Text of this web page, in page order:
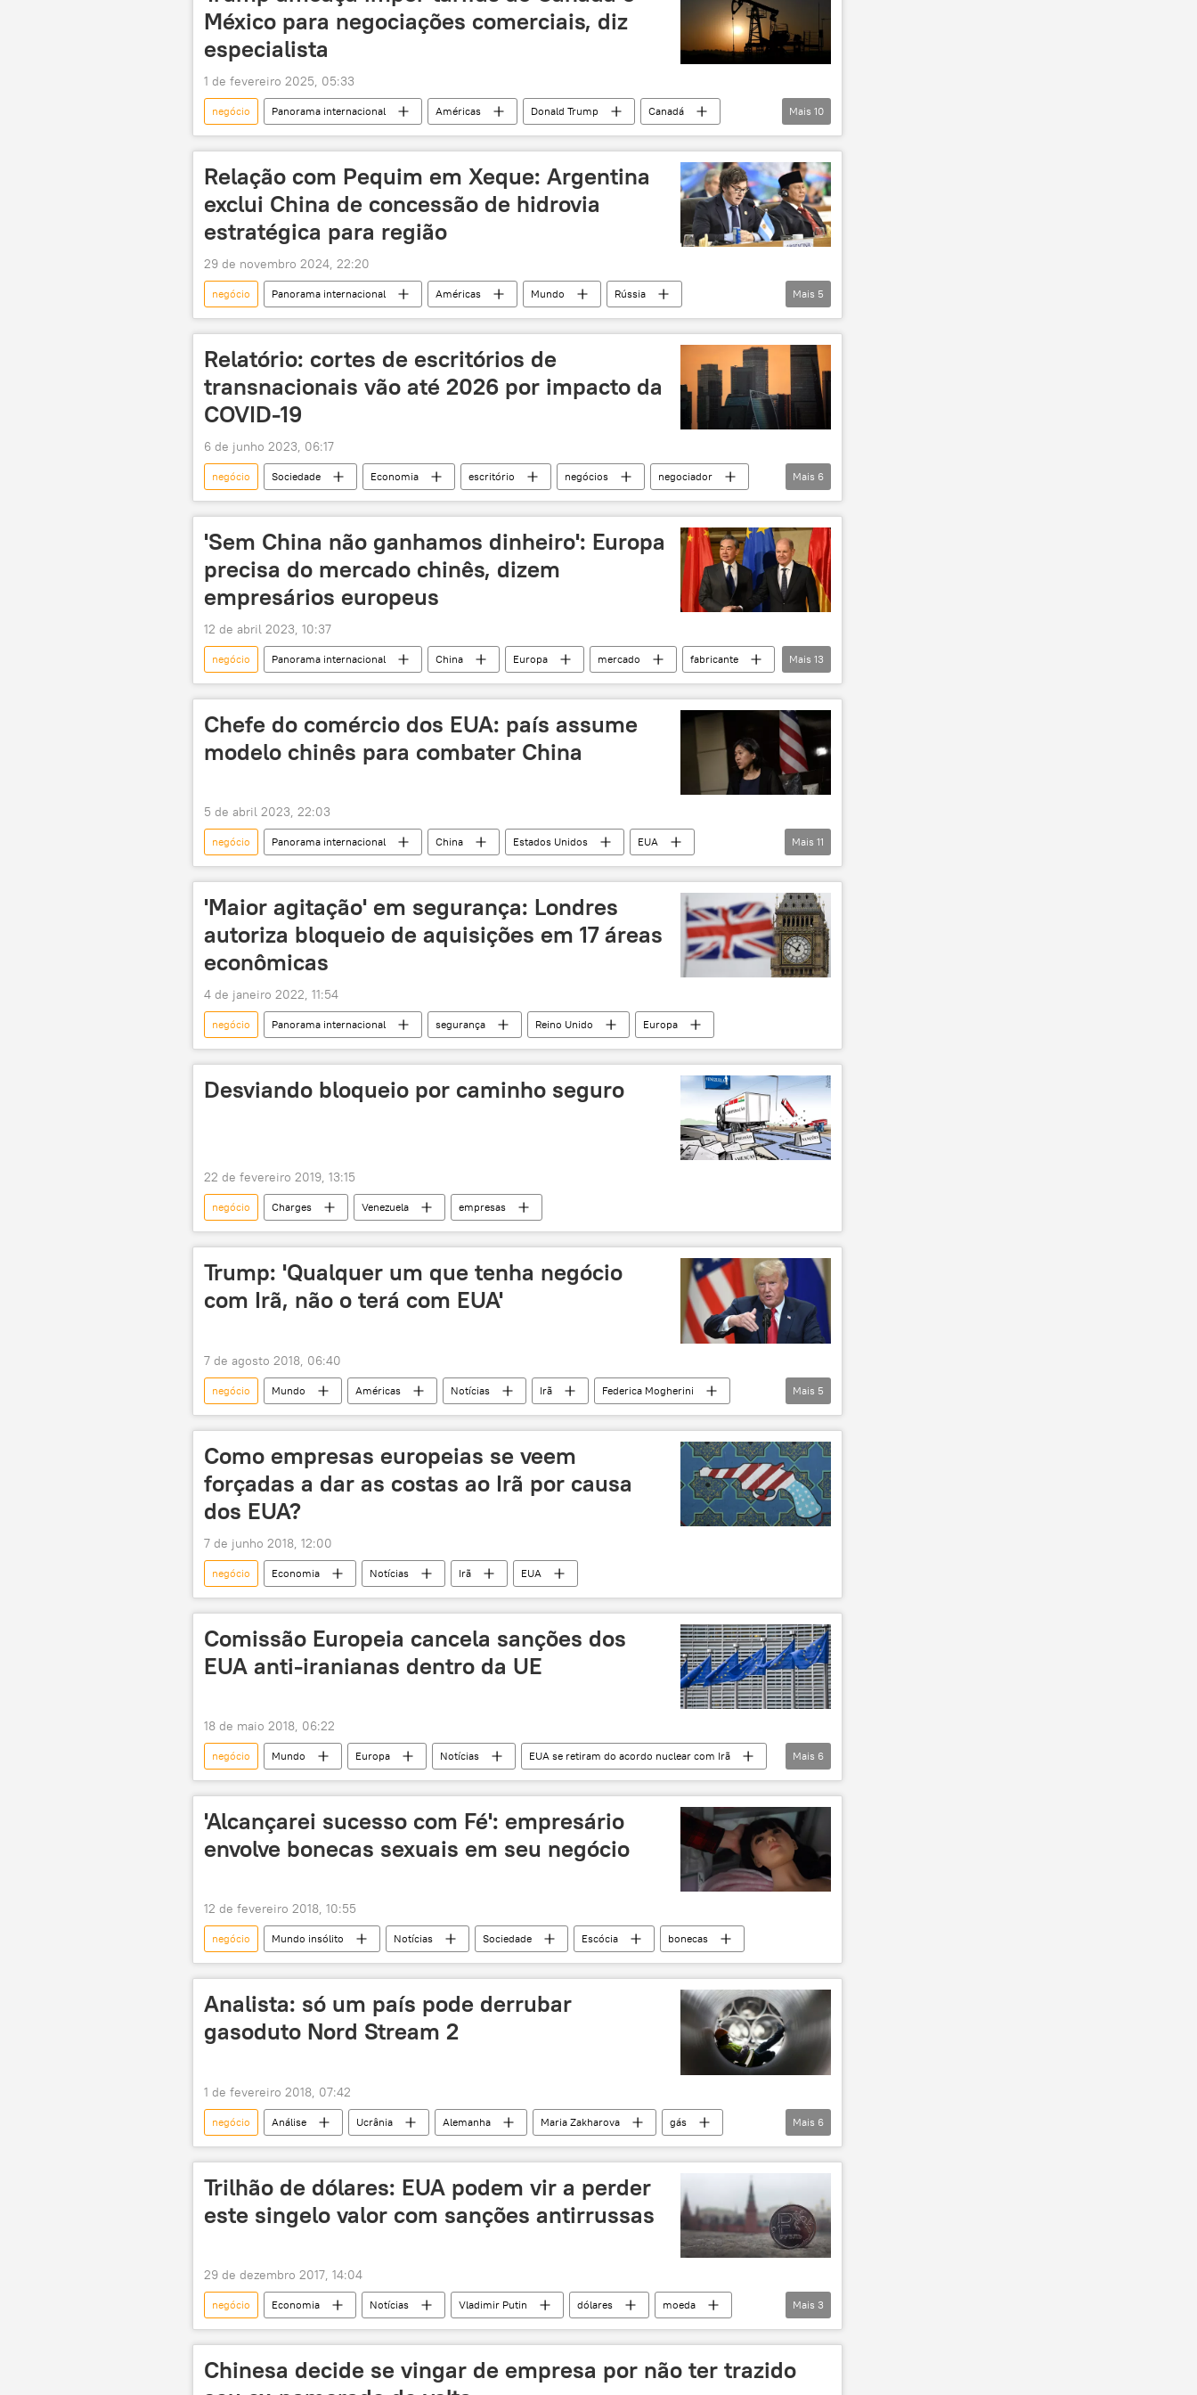
México para negociações comerciais, diz
especialista
1 de fevereiro 2025, 05:33
negócio Panorama internacional Américas Donald Trump
Canadá
México
Estados Unidos Economia economia mundial
energia
Mais 10
Relação com Pequim em Xeque: Argentina
exclui China de concessão de hidrovia
estratégica para região
29 de novembro 2024, 22:20
negócio Panorama internacional Américas Mundo
Rússia
Javier Milei
China Argentina Pequim hidrovia Economia
Mais 5
Relatório: cortes de escritórios de
transnacionais vão até 2026 por impacto da
COVID-19
6 de junho 2023, 06:17
negócio Sociedade Economia escritório negócios
negociador
área
construção construção civil pandemia
COVID-19
Mais 6
'Sem China não ganhamos dinheiro': Europa
precisa do mercado chinês, dizem
empresários europeus
12 de abril 2023, 10:37
negócio Panorama internacional China Europa mercado
fabricante
União Europeia
negócios dinheiro empresa
empresas
Alemanha
Mais 13
Chefe do comércio dos EUA: país assume
modelo chinês para combater China
5 de abril 2023, 22:03
negócio Panorama internacional China Estados Unidos
EUA
comércio bilateral
comércio internacional comércio mundial
comércio
Pacífico
Mais 11
'Maior agitação' em segurança: Londres
autoriza bloqueio de aquisições em 17 áreas
econômicas
4 de janeiro 2022, 11:54
negócio Panorama internacional segurança Reino Unido Europa
Desviando bloqueio por caminho seguro
22 de fevereiro 2019, 13:15
negócio Charges Venezuela empresas
Trump: 'Qualquer um que tenha negócio
com Irã, não o terá com EUA'
7 de agosto 2018, 06:40
negócio Mundo Américas Notícias Irã
Federica Mogherini
Donald Trump
sanções dólar EUA União Europeia
Mais 5
Como empresas europeias se veem
forçadas a dar as costas ao Irã por causa
dos EUA?
7 de junho 2018, 12:00
negócio Economia Notícias Irã EUA
Comissão Europeia cancela sanções dos
EUA anti-iranianas dentro da UE
18 de maio 2018, 06:22
negócio Mundo Europa Notícias
EUA se retiram do acordo nuclear com Irã
Irã
Plano de Ação Conjunto Global sanções cancelamento
EUA
Mais 6
'Alcançarei sucesso com Fé': empresário
envolve bonecas sexuais em seu negócio
12 de fevereiro 2018, 10:55
negócio Mundo insólito Notícias Sociedade Escócia bonecas
Analista: só um país pode derrubar
gasoduto Nord Stream 2
1 de fevereiro 2018, 07:42
negócio Análise Ucrânia Alemanha Maria Zakharova
gás
gasoduto
concorrência projeto EUA Rússia Nord Stream 2
Mais 6
Trilhão de dólares: EUA podem vir a perder
este singelo valor com sanções antirrussas
29 de dezembro 2017, 14:04
negócio Economia Notícias Vladimir Putin dólares
moeda
sanções
EUA Rússia
Mais 3
Chinesa decide se vingar de empresa por não ter trazido